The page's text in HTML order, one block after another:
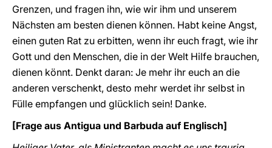
Grenzen, und fragen ihn, wie wir ihm und unserem
Nächsten am besten dienen können. Habt keine Angst,
einen guten Rat zu erbitten, wenn ihr euch fragt, wie ihr
Gott und den Menschen, die in der Welt Hilfe brauchen,
dienen könnt. Denkt daran: Je mehr ihr euch an die
anderen verschenkt, desto mehr werdet ihr selbst in
Fülle empfangen und glücklich sein! Danke.
[Frage aus Antigua und Barbuda auf Englisch]